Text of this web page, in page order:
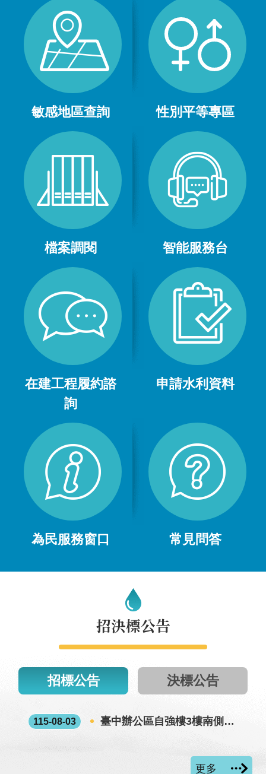
敏感地區查詢 性別平等專區
檔案調閱 智能服務台
在建工程履約諮
詢
申請水利資料
為民服務窗口 常見問答
招決標公告
招標公告 決標公告
115-08-03 臺中辦公區自強樓3樓南側職務宿舍整修工程
更多